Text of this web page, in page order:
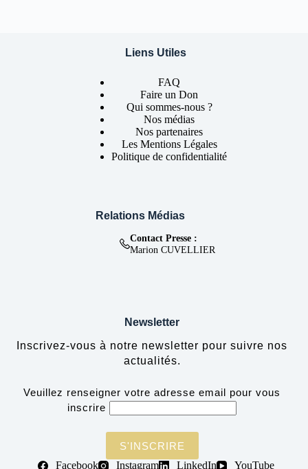
Liens Utiles
FAQ
Faire un Don
Qui sommes-nous ?
Nos médias
Nos partenaires
Les Mentions Légales
Politique de confidentialité
Relations Médias
Contact Presse :
Marion CUVELLIER
Newsletter
Inscrivez-vous à notre newsletter pour suivre nos
actualités.
Veuillez renseigner votre adresse email pour vous
inscrire
Facebook Instagram LinkedIn YouTube